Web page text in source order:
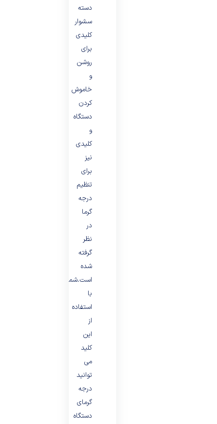
دسته
سشوار
کلیدی
برای
روشن
و
خاموش
کردن
دستگاه
و
کلیدی
نیز
برای
تنظیم
درجه
گرما
در
نظر
گرفته
شده
است.شما
با
استفاده
از
این
کلید
می
توانید
درجه
گرمای
دستگاه